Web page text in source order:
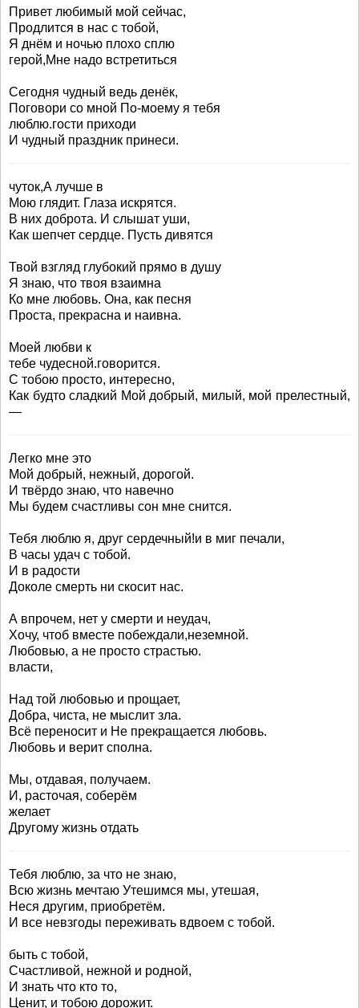
Привет любимый мой сейчас,
Продлится в нас с тобой,
Я днём и ночью плохо сплю
герой,Мне надо встретиться
Сегодня чудный ведь денёк,
Поговори со мной По-моему я тебя
люблю.гости приходи
И чудный праздник принеси.
чуток,А лучше в
Мою глядит. Глаза искрятся.
В них доброта. И слышат уши,
Как шепчет сердце. Пусть дивятся
Твой взгляд глубокий прямо в душу
Я знаю, что твоя взаимна
Ко мне любовь. Она, как песня
Проста, прекрасна и наивна.
Моей любви к
тебе чудесной.говорится.
С тобою просто, интересно,
Как будто сладкий Мой добрый, милый, мой прелестный,
—
Легко мне это
Мой добрый, нежный, дорогой.
И твёрдо знаю, что навечно
Мы будем счастливы сон мне снится.
Тебя люблю я, друг сердечный!и в миг печали,
В часы удач с тобой.
И в радости
Доколе смерть ни скосит нас.
А впрочем, нет у смерти и неудач,
Хочу, чтоб вместе побеждали,неземной.
Любовью, а не просто страстью.
власти,
Над той любовью и прощает,
Добра, чиста, не мыслит зла.
Всё переносит и Не прекращается любовь.
Любовь и верит сполна.
Мы, отдавая, получаем.
И, расточая, соберём
желает
Другому жизнь отдать
Тебя люблю, за что не знаю,
Всю жизнь мечтаю Утешимся мы, утешая,
Неся другим, приобретём.
И все невзгоды переживать вдвоем с тобой.
быть с тобой,
Счастливой, нежной и родной,
И знать что кто то,
Ценит, и тобою дорожит.